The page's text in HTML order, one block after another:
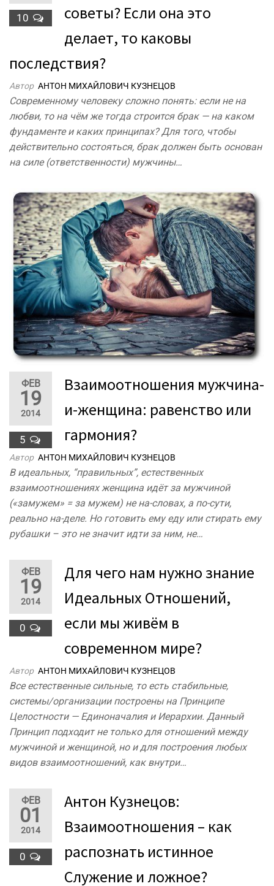
10
советы? Если она это
делает, то каковы
последствия?
Автор АНТОН МИХАЙЛОВИЧ КУЗНЕЦОВ
Современному человеку сложно понять: если не на
любви, то на чём же тогда строится брак — на каком
фундаменте и каких принципах? Для того, чтобы
действительно состояться, брак должен быть основан
на силе (ответственности) мужчины…
ФЕВ
19
2014
5
Взаимоотношения мужчина-
и-женщина: равенство или
гармония?
Автор АНТОН МИХАЙЛОВИЧ КУЗНЕЦОВ
В идеальных, “правильных”, естественных
взаимоотношениях женщина идёт за мужчиной
(«замужем» = за мужем) не на-словах, а по-сути,
реально на-деле. Но готовить ему еду или стирать ему
рубашки – это не значит идти за ним, не…
ФЕВ
19
2014
0
Для чего нам нужно знание
Идеальных Отношений,
если мы живём в
современном мире?
Автор АНТОН МИХАЙЛОВИЧ КУЗНЕЦОВ
Все естественные сильные, то есть стабильные,
системы/организации построены на Принципе
Целостности — Единоначалия и Иерархии. Данный
Принцип подходит не только для отношений между
мужчиной и женщиной, но и для построения любых
видов взаимоотношений, как внутри…
ФЕВ
01
2014
0
Антон Кузнецов:
Взаимоотношения – как
распознать истинное
Служение и ложное?